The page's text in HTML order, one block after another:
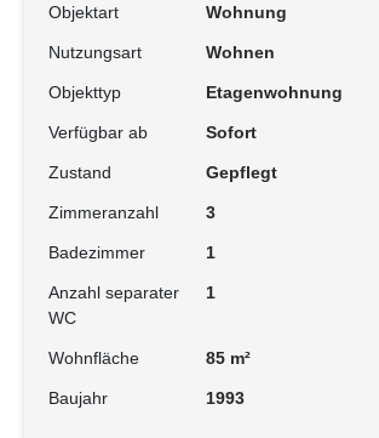
Objektart Wohnung
Nutzungsart Wohnen
Objekttyp Etagenwohnung
Verfügbar ab Sofort
Zustand Gepflegt
Zimmeranzahl 3
Badezimmer 1
Anzahl separater
WC
1
Wohnfläche 85 m²
Baujahr 1993